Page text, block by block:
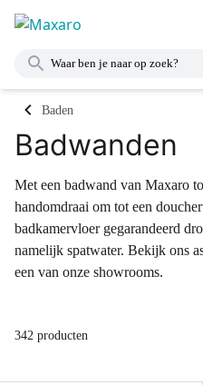
Baden
Badwanden
Met een badwand van Maxaro
handomdraai om tot een
badkamervloer gegarandeerd
namelijk spatwater. Bekijk ons
een van onze showrooms.
342 producten